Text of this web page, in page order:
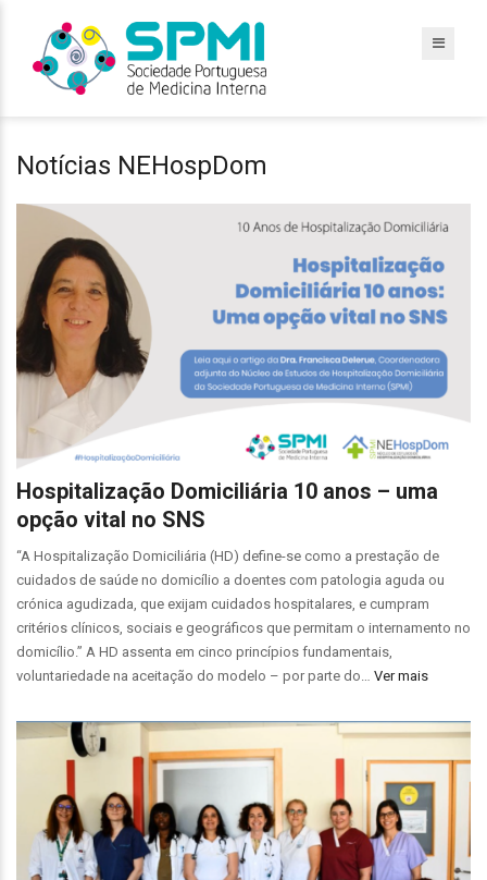
Notícias NEHospDom
Hospitalização Domiciliária 10 anos – uma
opção vital no SNS
“A Hospitalização Domiciliária (HD) define-se como a prestação de
cuidados de saúde no domicílio a doentes com patologia aguda ou
crónica agudizada, que exijam cuidados hospitalares, e cumpram
critérios clínicos, sociais e geográficos que permitam o internamento no
domicílio.” A HD assenta em cinco princípios fundamentais,
voluntariedade na aceitação do modelo – por parte do… Ver mais